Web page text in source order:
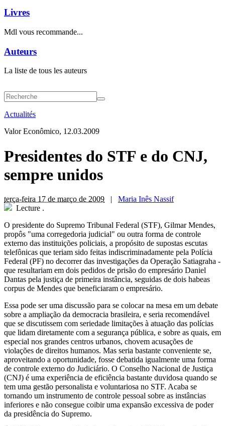
Livres
Mdl vous recommande...
Auteurs
La liste de tous les auteurs
Actualités
Valor Econômico, 12.03.2009
Presidentes do STF e do CNJ,
sempre unidos
terça-feira 17 de março de 2009 | Maria Inês Nassif
Lecture .
O presidente do Supremo Tribunal Federal (STF), Gilmar Mendes,
propôs "uma corregedoria judicial" ou outra forma de controle
externo das instituições policiais, a propósito de supostas escutas
telefônicas que teriam sido feitas indiscriminadamente pela Polícia
Federal (PF) no decorrer das investigações da Operação Satiagraha -
que resultariam em dois pedidos de prisão do empresário Daniel
Dantas pela justiça de primeira instância, seguidas de dois habeas
corpus de Mendes que beneficiaram o empresário.
Essa pode ser uma discussão para se colocar na mesa em um debate
sobre a ampliação da democracia brasileira, e seria recomendável
que se discutissem com seriedade limitações à atuação das polícias
que lidam diretamente com a segurança pública, e sobre as quais, em
especial nos grandes centros urbanos, chovem acusações de
violações de direitos humanos. Mas seria bastante conveniente se,
aproveitando a oportunidade, fosse debatida igualmente uma forma
de controle externo do Judiciário. O Conselho Nacional de Justiça
(CNJ) é uma experiência de eficiência bastante duvidosa quando se
tem uma gestão personalista e voluntariosa no STF. Acaba se
tornando um instrumento de controle pessoal sobre as instâncias
inferiores e não consegue coibir uma expansão excessiva de poder
da presidência do Supremo.